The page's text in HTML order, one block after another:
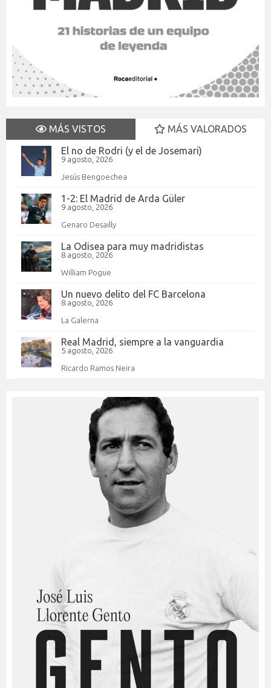
MÁS VISTOS
MÁS VALORADOS
El no de Rodri (y el de Josemari)
9 agosto, 2026
Jesús Bengoechea
1-2: El Madrid de Arda Güler
9 agosto, 2026
Genaro Desailly
La Odisea para muy madridistas
8 agosto, 2026
William Pogue
Un nuevo delito del FC Barcelona
8 agosto, 2026
La Galerna
Real Madrid, siempre a la vanguardia
5 agosto, 2026
Ricardo Ramos Neira